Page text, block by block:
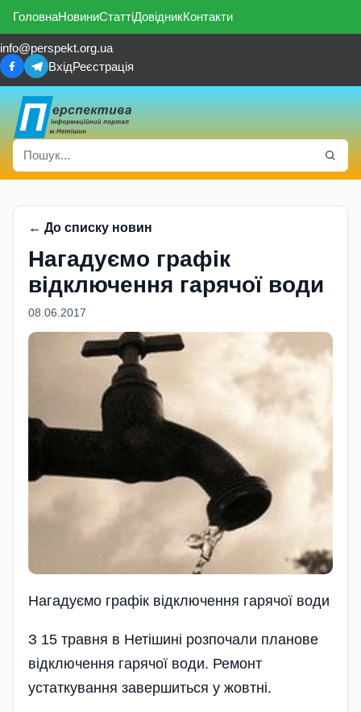
ГоловнаНовиниСтаттіДовідникКонтакти
info@perspekt.org.ua
ВхідРеєстрація
← До списку новин
Нагадуємо графік
відключення гарячої води
08.06.2017
Нагадуємо графік відключення гарячої води
З 15 травня в Нетішині розпочали планове
відключення гарячої води. Ремонт
устаткування завершиться у жовтні.